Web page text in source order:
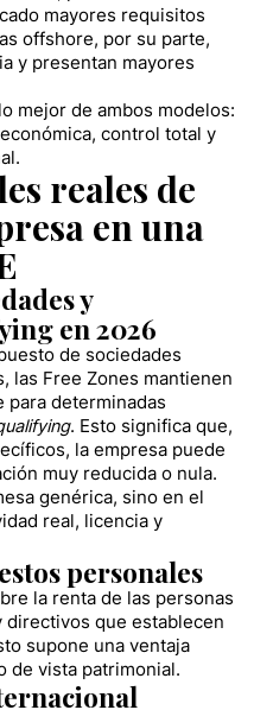
mayores requisitos
offshore, por su parte,
y presentan mayores
mejor de ambos modelos:
control total y
reales de
en una
y
en 2026
de sociedades
las Free Zones mantienen
para determinadas
. Esto significa que,
la empresa puede
muy reducida o nula.
genérica, sino en el
real, licencia y
personales
la renta de las personas
directivos que establecen
supone una ventaja
de vista patrimonial.